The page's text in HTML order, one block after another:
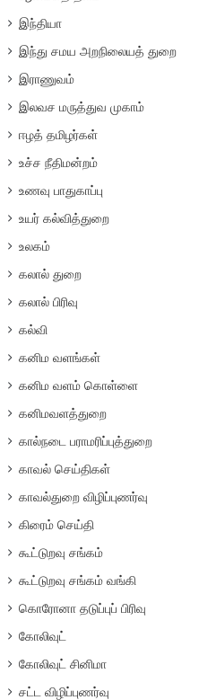
இந்தியா
இந்து சமய அறநிலையத் துறை
இராணுவம்
இலவச மருத்துவ முகாம்
ஈழத் தமிழர்கள்
உச்ச நீதிமன்றம்
உணவு பாதுகாப்பு
உயர் கல்வித்துறை
உலகம்
கலால் துறை
கலால் பிரிவு
கல்வி
கனிம வளங்கள்
கனிம வளம் கொள்ளை
கனிமவளத்துறை
கால்நடை பராமரிப்புத்துறை
காவல் செய்திகள்
காவல்துறை விழிப்புணர்வு
கிரைம் செய்தி
கூட்டுறவு சங்கம்
கூட்டுறவு சங்கம் வங்கி
கொரோனா தடுப்புப் பிரிவு
கோலிவுட்
கோலிவுட் சினிமா
சட்ட விழிப்புணர்வு